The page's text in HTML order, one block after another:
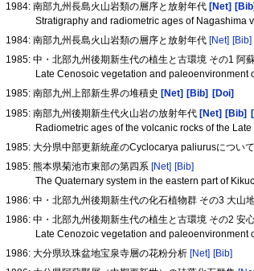
1984: 南部九州長島火山岩類の層序と放射年代 [Net] [Bib]
Stratigraphy and radiometric ages of Nagashima
1984: 南部九州長島火山岩類の層序と放射年代 [Net] [Bib]
1985: 中・北部九州後期新生代の植生と古環境 その1 阿
Late Cenosoic vegetation and paleoenvironment
1985: 南部九州上部新生界の堆積史 [Net] [Bib]
[Doi]
1985: 南部九州後期新生代火山岩の放射年代[Net] [Bib]
Radiometric ages of the volcanic rocks of the
1985: 大分県中部更新統産のCyclocarya paliurusについ
1985: 熊本県菊池市東部の第四系[Net] [Bib]
The Quaternary system in the eastern part of
1986: 中・北部九州後期新生代の化石植物群 その3 大山
1986: 中・北部九州後期新生代の植生と古環境 その2 安
Late Cenozoic vegetation and paleoenvironment
1986: 大分県玖珠盆地宝泉寺層の花粉分析[Net] [Bib]